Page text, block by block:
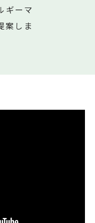
ギーマ
案しま